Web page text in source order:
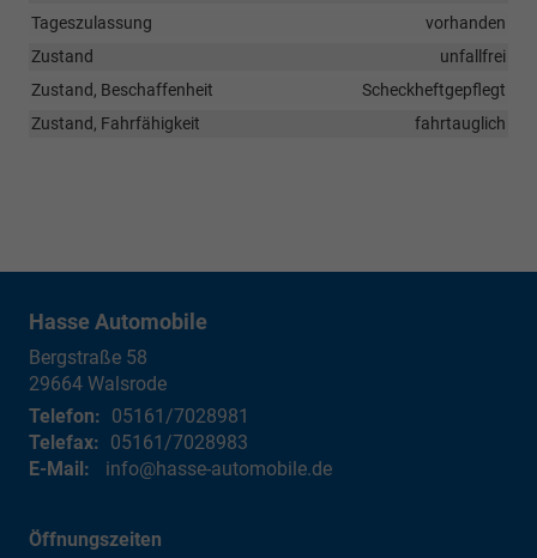
Tageszulassung
vorhanden
Zustand
unfallfrei
Zustand, Beschaffenheit
Scheckheftgepflegt
Zustand, Fahrfähigkeit
fahrtauglich
Hasse Automobile
Bergstraße 58
29664 Walsrode
Telefon: 05161/7028981
Telefax: 05161/7028983
E-Mail:
info@hasse-automobile.de
Öffnungszeiten